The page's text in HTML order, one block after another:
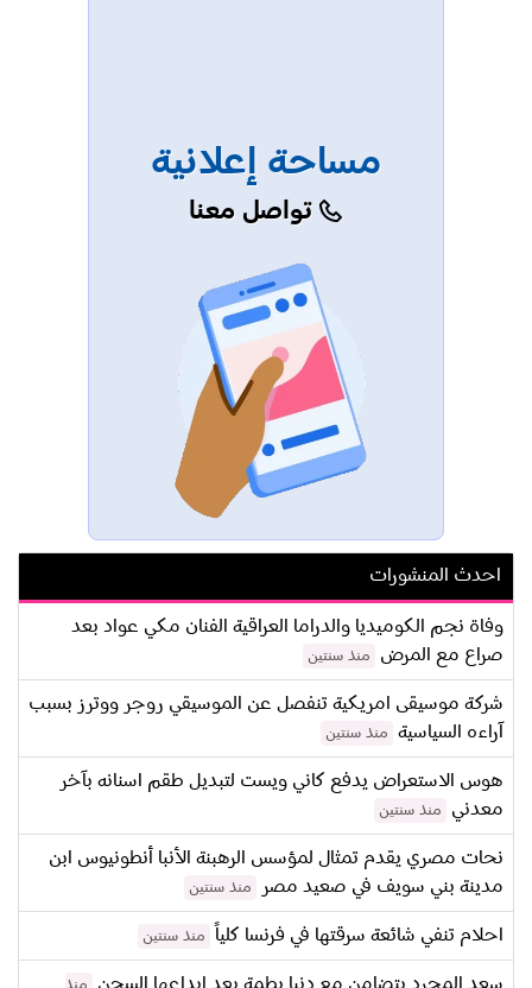
مساحة إعلانية
تواصل معنا
احدث المنشورات
وفاة نجم الكوميديا والدراما العراقية الفنان مكي عواد بعد
صراع مع المرض
منذ سنتين
شركة موسيقى امريكية تنفصل عن الموسيقي روجر ووترز بسبب
آراءه السياسية
منذ سنتين
هوس الاستعراض يدفع كاني ويست لتبديل طقم اسنانه بآخر
معدني
منذ سنتين
نحات مصري يقدم تمثال لمؤسس الرهبنة الأنبا أنطونيوس ابن
مدينة بني سويف في صعيد مصر
منذ سنتين
احلام تنفي شائعة سرقتها في فرنسا كلياً منذ سنتين
سعد المجرد يتضامن مع دنيا بطمة بعد ايداعها السجن
منذ